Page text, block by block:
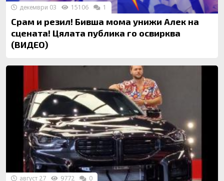
Срам и резил! Бивша мома унижи Алек на
сцената! Цялата публика го освирква
(ВИДЕО)
декември 03 15106 1
август 27 9772 0